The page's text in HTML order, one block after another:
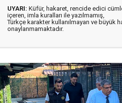
UYARI: Küfür, hakaret, rencide edici
içeren, imla kuralları ile yazılmamış,
Türkçe karakter kullanılmayan ve büyük
onaylanmamaktadır.